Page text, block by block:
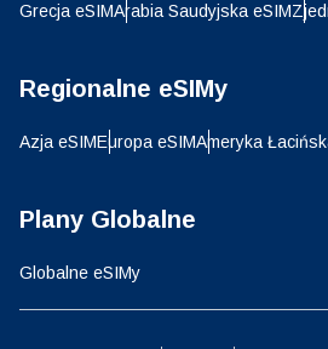
Grecja eSIMArabia Saudyjska eSIM
Regionalne eSIMy
Azja eSIMEuropa eSIMAmeryka
Plany Globalne
Globalne eSIMy